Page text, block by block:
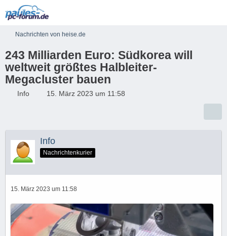
Nachrichten von heise.de
243 Milliarden Euro: Südkorea will
weltweit größtes Halbleiter-
Megacluster bauen
Info 15. März 2023 um 11:58
Info
Nachrichtenkurier
15. März 2023 um 11:58